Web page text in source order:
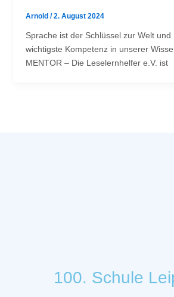
Arnold /2. August 2024
Sprache ist der Schlüssel zur Welt und
wichtigste Kompetenz in unserer
MENTOR – Die Leselernhelfer e.V. ist
100. Schule